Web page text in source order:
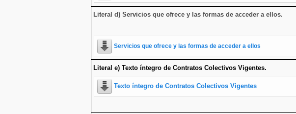
Literal d) Servicios que ofrece y las formas de acceder a ellos.
Servicios que ofrece y las formas de acceder a ellos
Literal e) Texto íntegro de Contratos Colectivos Vigentes.
Texto íntegro de Contratos Colectivos Vigentes